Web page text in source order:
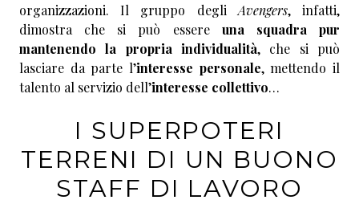
organizzazioni. Il gruppo degli Avengers, infatti,
dimostra che si può essereuna squadra pur
mantenendo la propria individualità, che si può
lasciare da parte l’interesse personale, mettendo il
talento al servizio dell’interesse collettivo…
I SUPERPOTERI
TERRENI DI UN BUONO
STAFF DI LAVORO